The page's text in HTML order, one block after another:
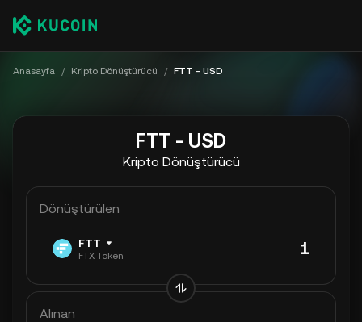
Anasayfa / Kripto Dönüştürücü / FTT - USD
FTT - USD
Kripto Dönüştürücü
Dönüştürülen
FTT
FTX Token
Alınan